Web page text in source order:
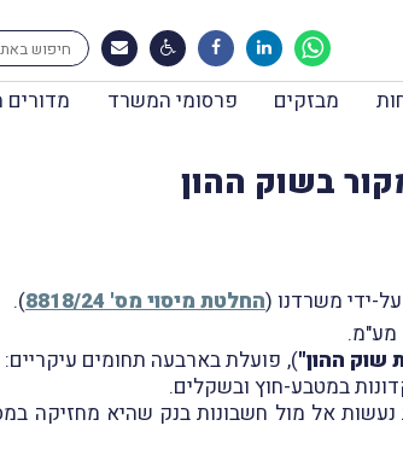
מבזקים פרסומי המשרד מדורים
בשוק ההון
החלטת מיסוי מס' 8818/24
).
מע"מ.
שוק ההון"), פועלת בארבעה תחומים
אל מול חשבונות בנק שהיא מחזיקה